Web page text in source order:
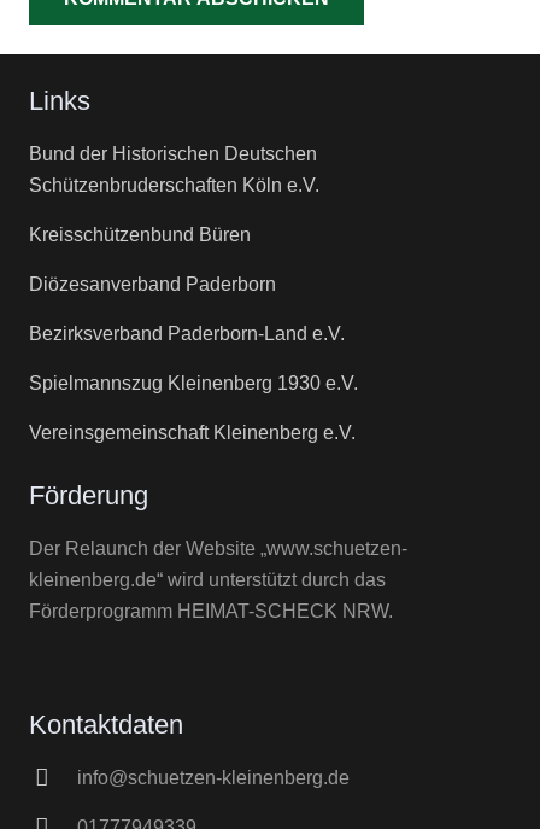
Links
Bund der Historischen Deutschen
Schützenbruderschaften Köln e.V.
Kreisschützenbund Büren
Diözesanverband Paderborn
Bezirksverband Paderborn-Land e.V.
Spielmannszug Kleinenberg 1930 e.V.
Vereinsgemeinschaft Kleinenberg e.V.
Förderung
Der Relaunch der Website „www.schuetzen-
kleinenberg.de“ wird unterstützt durch das
Förderprogramm HEIMAT-SCHECK NRW.
Kontaktdaten
info@schuetzen-kleinenberg.de